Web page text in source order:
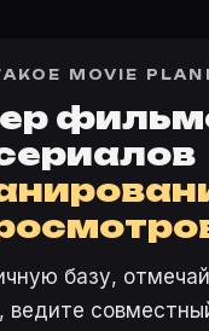
MOVIE
базу,
ведите